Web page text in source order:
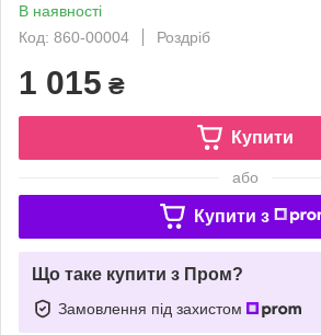
В наявності
Код: 860-00004
Роздріб
1 015 ₴
Купити
або
Купити з
Що таке купити з Пром?
Замовлення під захистом